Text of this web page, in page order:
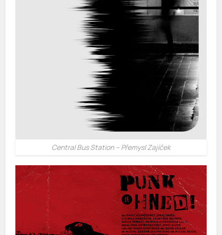
Central Bus Station – Přemysl Zajíček